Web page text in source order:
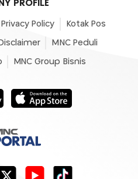
PROFILE
Privacy Policy Kotak Pos
Disclaimer MNC Peduli
MNC Group Bisnis